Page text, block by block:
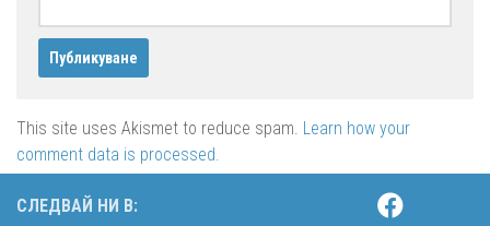
This site uses Akismet to reduce spam. Learn how your
comment data is processed.
СЛЕДВАЙ НИ В: